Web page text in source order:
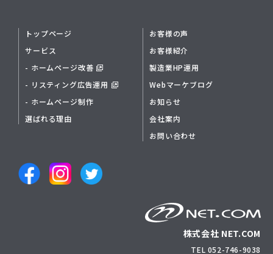
トップページ
サービス
- ホームページ改善
- リスティング広告運用
- ホームページ制作
選ばれる理由
お客様の声
お客様紹介
製造業HP運用
Webマーケブログ
お知らせ
会社案内
お問い合わせ
株式会社 NET.COM
TEL 052-746-9038